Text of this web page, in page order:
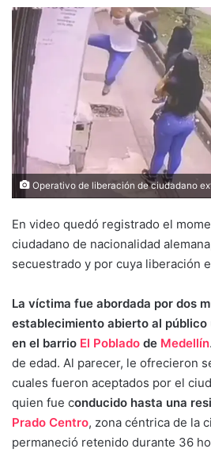
Operativo de liberación de ciudadano
En video quedó registrado el
ciudadano de nacionalidad
secuestrado y por cuya liberación
La víctima fue abordada por dos
establecimiento abierto al público
en el barrio El Poblado de Medellín
de edad. Al parecer, le ofrecieron
cuales fueron aceptados por el
quien fue conducido hasta una
Prado Centro, zona céntrica de la
permaneció retenido durante 36